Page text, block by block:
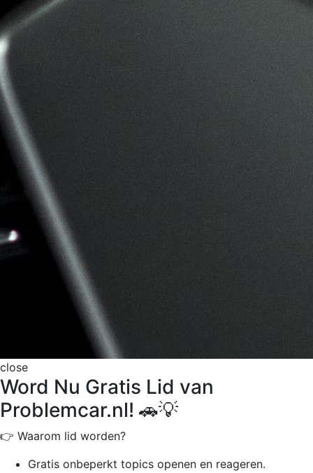
close
Word Nu Gratis Lid van
Problemcar.nl! 🚗💡
👉 Waarom lid worden?
Gratis onbeperkt topics openen en reageren.